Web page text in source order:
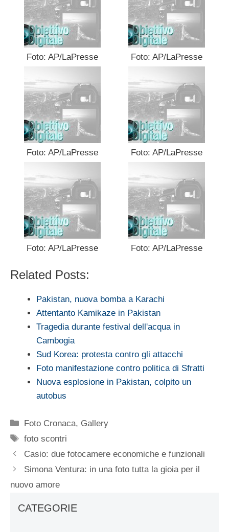
Foto: AP/LaPresse Foto: AP/LaPresse
Foto: AP/LaPresse Foto: AP/LaPresse
Foto: AP/LaPresse Foto: AP/LaPresse
Related Posts:
Pakistan, nuova bomba a Karachi
Attentanto Kamikaze in Pakistan
Tragedia durante festival dell'acqua in
Cambogia
Sud Korea: protesta contro gli attacchi
Foto manifestazione contro politica di Sfratti
Nuova esplosione in Pakistan, colpito un
autobus
Categorie
Foto Cronaca, Gallery
Tag
foto scontri
Casio: due fotocamere economiche e funzionali
Simona Ventura: in una foto tutta la gioia per il
nuovo amore
CATEGORIE